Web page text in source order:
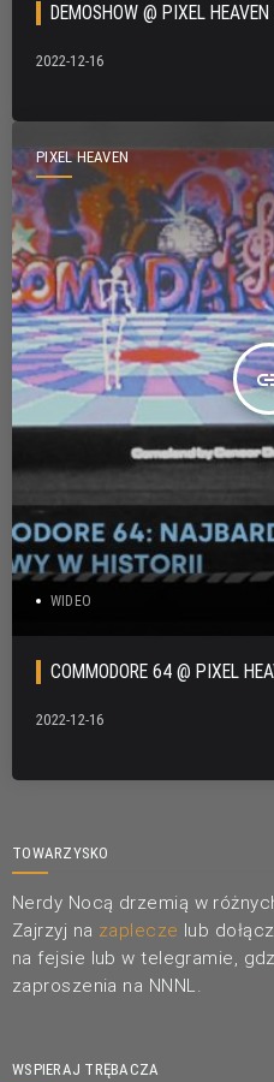
DEMOSHOW @ PIXEL
2022-12-16
PIXEL HEAVEN
WIDEO
COMMODORE 64 @ PIXEL
2022-12-16
TOWARZYSKO
Nerdy Nocą drzemią w
Zajrzyj na zaplecze lub
na fejsie lub w telegramie,
zaproszenia na NNNL.
WSPIERAJ TRĘBACZA